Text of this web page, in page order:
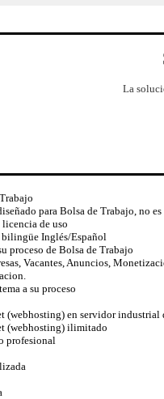
La
frecuentes Requerimientos .
para Bolsa de Trabajo, no
licencia de uso
Inglés/Español
proceso de Bolsa de Trabajo
Vacantes, Anuncios,
a su proceso
(webhosting) en servidor industrial
(webhosting) ilimitado
profesional